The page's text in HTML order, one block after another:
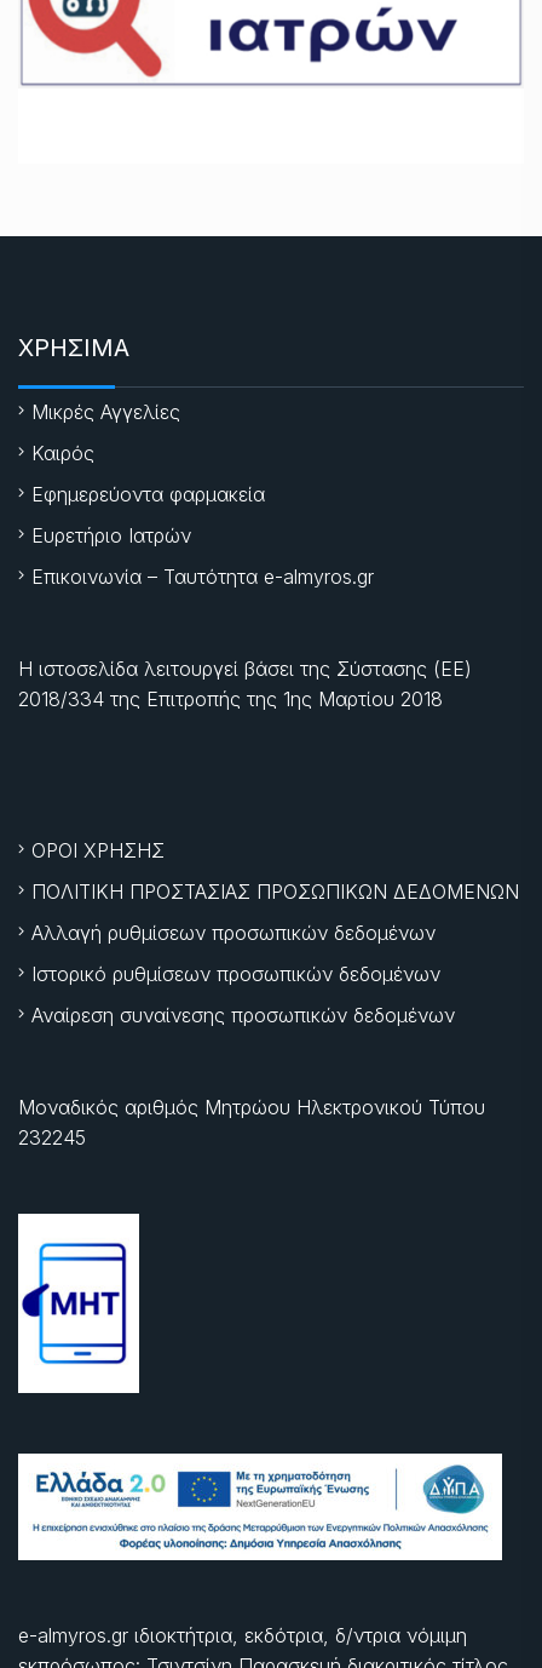
ΧΡΗΣΙΜΑ
Μικρές Αγγελίες
Καιρός
Εφημερεύοντα φαρμακεία
Ευρετήριο Ιατρών
Επικοινωνία – Ταυτότητα e-almyros.gr
Η ιστοσελίδα λειτουργεί βάσει της Σύστασης (ΕΕ)
2018/334 της Επιτροπής της 1ης Μαρτίου 2018
ΟΡΟΙ ΧΡΗΣΗΣ
ΠΟΛΙΤΙΚΗ ΠΡΟΣΤΑΣΙΑΣ ΠΡΟΣΩΠΙΚΩΝ ΔΕΔΟΜΕΝΩΝ
Αλλαγή ρυθμίσεων προσωπικών δεδομένων
Ιστορικό ρυθμίσεων προσωπικών δεδομένων
Αναίρεση συναίνεσης προσωπικών δεδομένων
Μοναδικός αριθμός Μητρώου Ηλεκτρονικού Τύπου
232245
e-almyros.gr ιδιοκτήτρια, εκδότρια, δ/ντρια νόμιμη